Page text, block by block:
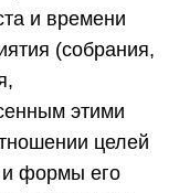
и времени
(собрания,
этими
целей
и формы его